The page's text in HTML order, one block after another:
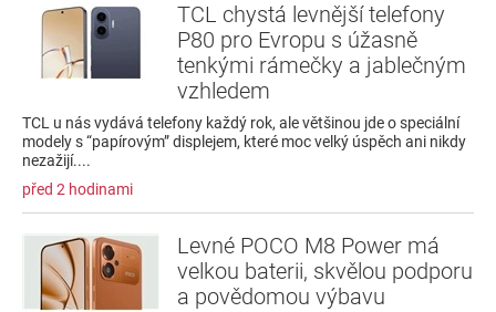
TCL chystá levnější telefony
P80 pro Evropu s úžasně
tenkými rámečky a jablečným
vzhledem
TCL u nás vydává telefony každý rok, ale většinou jde o speciální
modely s “papírovým” displejem, které moc velký úspěch ani nikdy
nezažijí....
před 2 hodinami
Levné POCO M8 Power má
velkou baterii, skvělou podporu
a povědomou výbavu